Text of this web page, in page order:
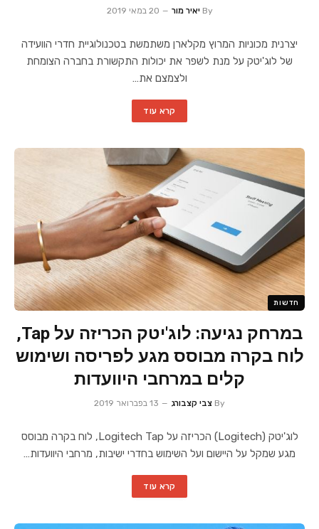
By יאיר מור 20 במאי 2019
יצרנית מכוניות המרוץ מקלארן משתמשת בטכנולוגיית חדרי הוועידה
של לוג'יטק על מנת לשפר את יכולות התקשורת בחברה הצומחת
ולצמצם את…
קרא עוד
חדשות
במרחק נגיעה: לוג'יטק הכריזה על Tap,
לוח בקרה מבוסס מגע לפריסה ושימוש
קלים במרחבי היוועדות
By צבי קצבורג 13 בפברואר 2019
לוג'יטק (Logitech) הכריזה על Logitech Tap, לוח בקרה מבוסס
מגע שמקל על היישום ועל השימוש בחדרי ישיבות, מרחבי היוועדות…
קרא עוד